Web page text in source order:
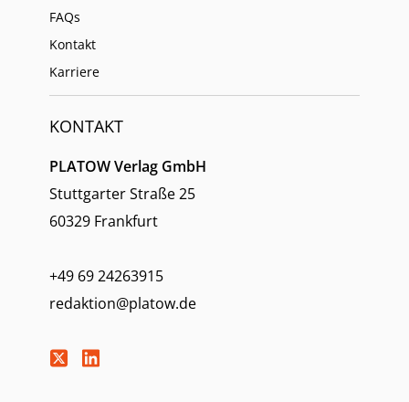
FAQs
Kontakt
Karriere
KONTAKT
PLATOW Verlag GmbH
Stuttgarter Straße 25
60329 Frankfurt
+49 69 24263915
redaktion@platow.de